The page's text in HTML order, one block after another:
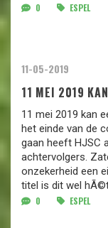
0 ESPEL
11-05-2019
11 MEI 2019
11 mei 2019 kan
het einde van de
gaan heeft HJSC
achtervolgers.
onzekerheid een
titel is dit wel
0 ESPEL